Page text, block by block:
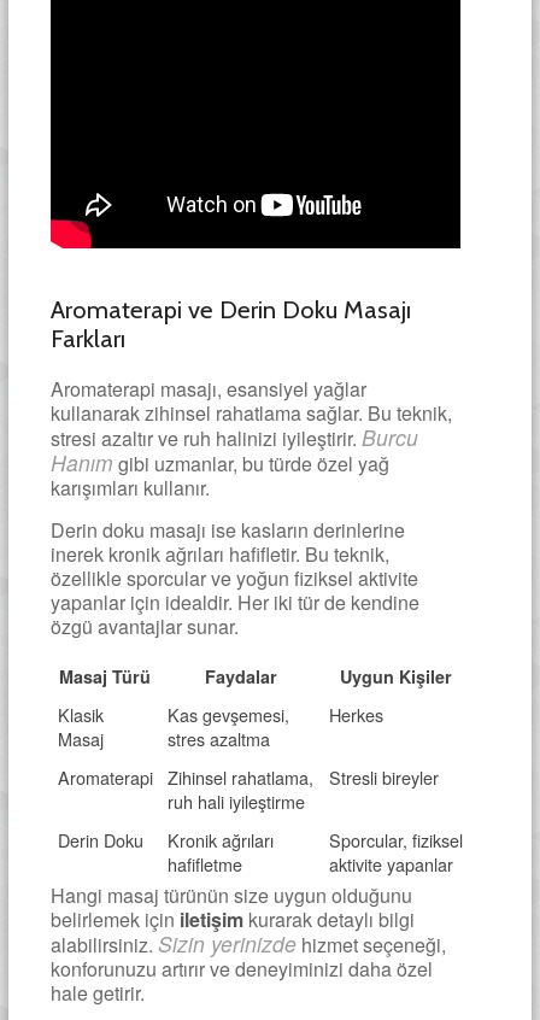
Aromaterapi ve Derin Doku Masajı
Farkları
Aromaterapi masajı, esansiyel yağlar
kullanarak zihinsel rahatlama sağlar. Bu teknik,
stresi azaltır ve ruh halinizi iyileştirir. Burcu
Hanım gibi uzmanlar, bu türde özel yağ
karışımları kullanır.
Derin doku masajı ise kasların derinlerine
inerek kronik ağrıları hafifletir. Bu teknik,
özellikle sporcular ve yoğun fiziksel aktivite
yapanlar için idealdir. Her iki tür de kendine
özgü avantajlar sunar.
Masaj Türü Faydalar Uygun Kişiler
Klasik
Masaj
Kas gevşemesi,
stres azaltma
Herkes
Aromaterapi Zihinsel rahatlama,
ruh hali iyileştirme
Stresli bireyler
Derin Doku
Kronik ağrıları
hafifletme
Sporcular, fiziksel
aktivite yapanlar
Hangi masaj türünün size uygun olduğunu
belirlemek için iletişimkurarak detaylı bilgi
alabilirsiniz. Sizin yerinizdehizmet seçeneği,
konforunuzu artırır ve deneyiminizi daha özel
hale getirir.